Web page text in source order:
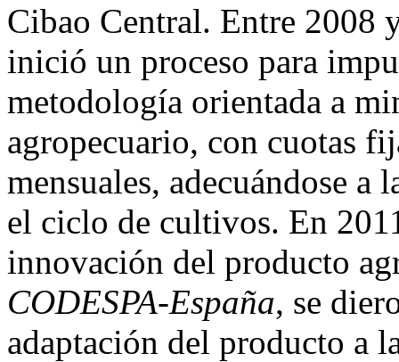
Cibao Central. Entre 2008
inició un proceso para
metodología orientada a
agropecuario, con cuotas
mensuales, adecuándose a
el ciclo de cultivos. En
innovación del producto
CODESPA-España, se
adaptación del producto a